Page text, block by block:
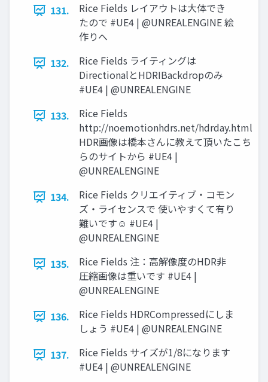
131.
Rice Fields レイアウトは大体でき
たので #UE4 | @UNREALENGINE 絵
作りへ
132.
Rice Fields ライティングは
DirectionalとHDRIBackdropのみ
#UE4 | @UNREALENGINE
133.
Rice Fields
http://noemotionhdrs.net/hdrday.html
HDR画像は橋本さんに教えて頂いたこち
らのサイトから #UE4 |
@UNREALENGINE
134.
Rice Fields クリエイティブ・コモン
ズ・ライセンスで 使いやすくて有り
難いです☺ #UE4 |
@UNREALENGINE
135.
Rice Fields 注：高解像度のHDR非
圧縮画像は重いです #UE4 |
@UNREALENGINE
136.
Rice Fields HDRCompressedにしま
しょう #UE4 | @UNREALENGINE
137.
Rice Fields サイズが1/8になります
#UE4 | @UNREALENGINE